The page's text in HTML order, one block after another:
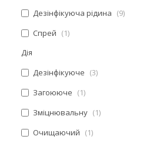
Дезінфікуюча рідина
9
Спрей
1
Дія
Дезінфікуюче
3
Загоююче
1
Зміцнювальну
1
Очищаючий
1